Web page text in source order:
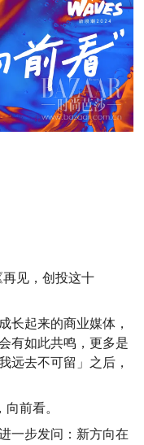
再见，创投这十
长起来的商业媒体，
有如此共鸣，更多是
远去不可留」之后，
前看。
一步发问：新方向在